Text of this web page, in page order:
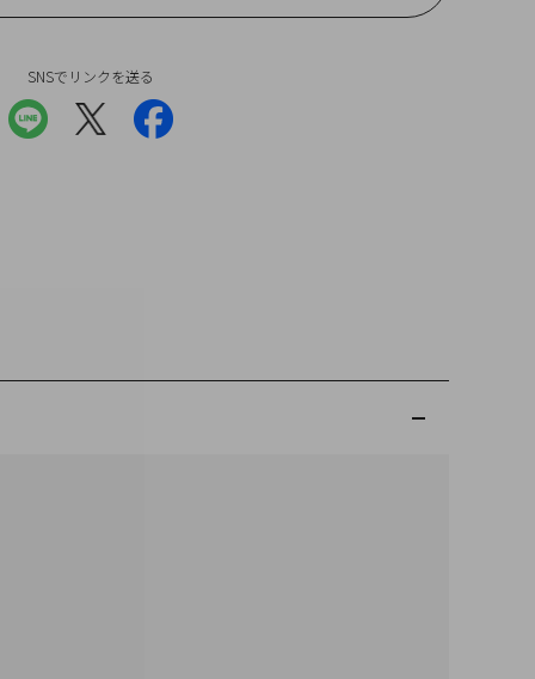
SNSでリンクを送る